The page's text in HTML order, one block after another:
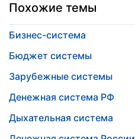
Похожие темы
Бизнес-система
Бюджет системы
Зарубежные системы
Денежная система РФ
Дыхательная система